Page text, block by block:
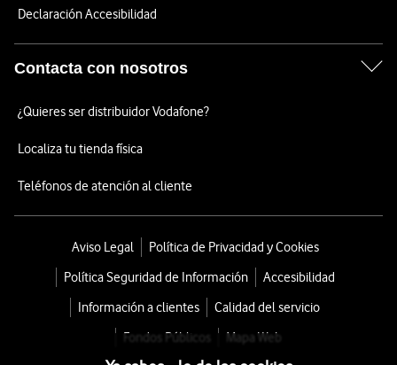
Declaración Accesibilidad
Contacta con nosotros
¿Quieres ser distribuidor Vodafone?
Localiza tu tienda física
Teléfonos de atención al cliente
Aviso Legal
Política de Privacidad y Cookies
Política Seguridad de Información
Accesibilidad
Información a clientes
Calidad del servicio
Fondos Públicos
Mapa Web